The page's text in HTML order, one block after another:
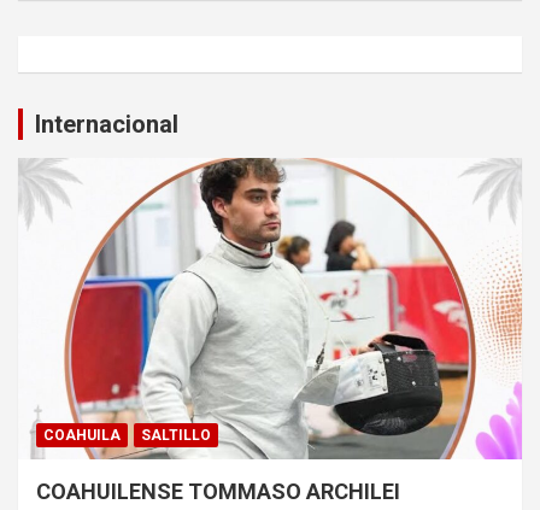
Internacional
COAHUILA SALTILLO
COAHUILENSE TOMMASO ARCHILEI